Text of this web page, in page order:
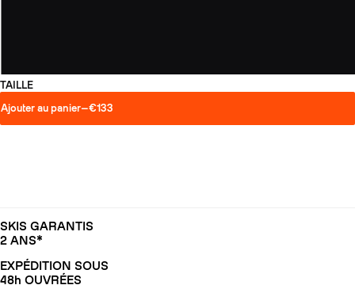
TAILLE
Ajouter au panier—€133
SKIS GARANTIS
2 ANS*
EXPÉDITION SOUS
48h OUVRÉES